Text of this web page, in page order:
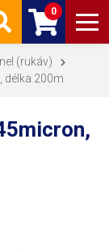
0
(rukáv)
délka 200m